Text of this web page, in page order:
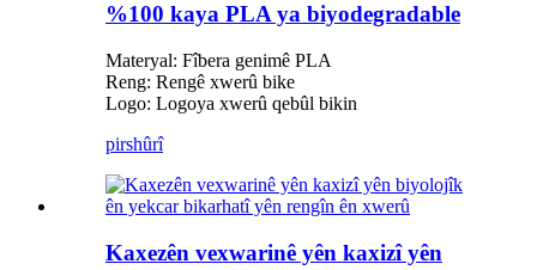
%100 kaya PLA ya biyodegradable
Materyal: Fîbera genimê PLA
Reng: Rengê xwerû bike
Logo: Logoya xwerû qebûl bikin
pirshûrî
Kaxezên vexwarinê yên kaxizî yên